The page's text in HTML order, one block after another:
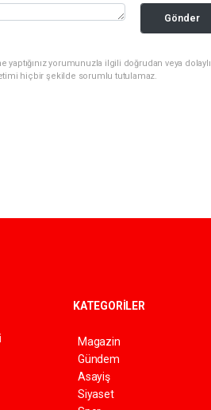
Gönder
yorumunuzla ilgili doğrudan veya dolaylı
hiçbir şekilde sorumlu tutulamaz.
KATEGORİLER
Magazin
Gündem
Asayiş
Siyaset